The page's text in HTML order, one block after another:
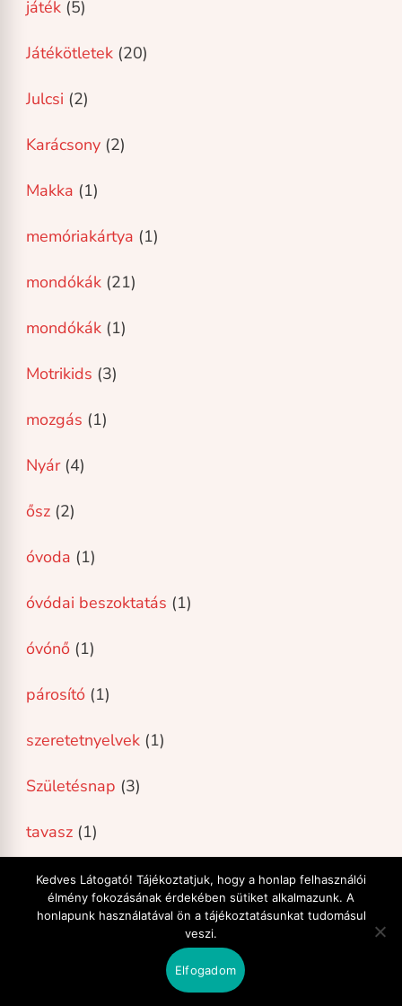
játék (5)
Játékötletek (20)
Julcsi (2)
Karácsony (2)
Makka (1)
memóriakártya (1)
mondókák (21)
mondókák (1)
Motrikids (3)
mozgás (1)
Nyár(4)
ősz (2)
óvoda (1)
óvódai beszoktatás (1)
óvónő (1)
párosító (1)
szeretetnyelvek (1)
Születésnap (3)
tavasz (1)
Uncategorized(4)
Ünnep(3)
Zsip-Zsup Fejlesztőközpont(1)
Kedves Látogató! Tájékoztatjuk, hogy a honlap felhasználói
élmény fokozásának érdekében sütiket alkalmazunk. A
honlapunk használatával ön a tájékoztatásunkat tudomásul
veszi.
Elfogadom